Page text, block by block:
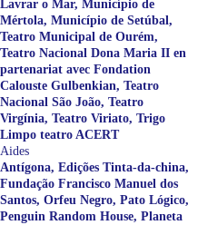
Lavrar o Mar, Município de
Mértola, Município de Setúbal,
Teatro Municipal de Ourém,
Teatro Nacional Dona Maria II en
partenariat avec Fondation
Calouste Gulbenkian, Teatro
Nacional São João, Teatro
Virgínia, Teatro Viriato, Trigo
Limpo teatro ACERT
Aides
Antígona, Edições Tinta-da-china,
Fundação Francisco Manuel dos
Santos, Orfeu Negro, Pato Lógico,
Penguin Random House, Planeta